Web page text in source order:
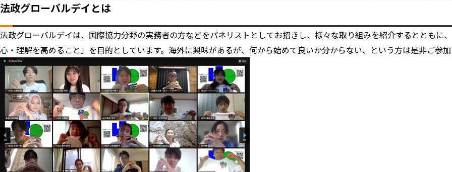
法政グローバルデイとは
法政グローバルデイは、国際協力分野の実務者の方などをパネリストとしてお招きし、様々な取り組みを紹介するとともに
心・理解を高めること」を目的としています。海外に興味があるが、何から始めて良いか分からない、という方は是非ご参加